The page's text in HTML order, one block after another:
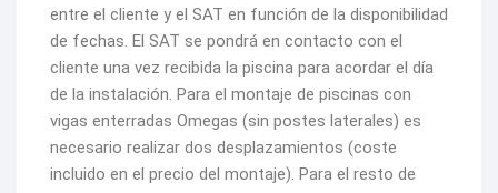
entre el cliente y el SAT en función de la disponibilidad
de fechas. El SAT se pondrá en contacto con el
cliente una vez recibida la piscina para acordar el día
de la instalación. Para el montaje de piscinas con
vigas enterradas Omegas (sin postes laterales) es
necesario realizar dos desplazamientos (coste
incluido en el precio del montaje). Para el resto de